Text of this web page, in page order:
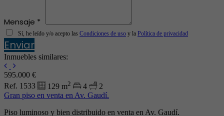
Mensaje *
Sí, he leído y/o acepto las Condiciones de uso y la Política de privacidad
Enviar
Inmuebles similares:
595.000 €
Ref. 1533
129 m2 4
2
Gran piso en venta en Av. Gaudí.
Piso luminoso y bien distribuido en venta en Av. Gaudí.